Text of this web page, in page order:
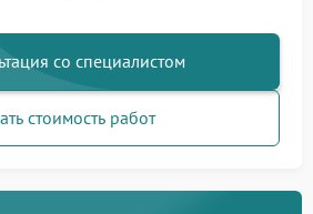
со специалистом
стоимость работ